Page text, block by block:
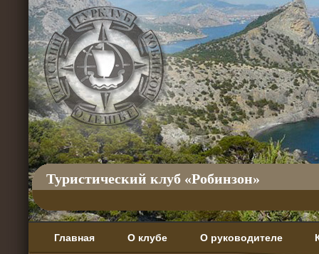
Туристический клуб «Робинзон»
Главная О клубе О руководителе